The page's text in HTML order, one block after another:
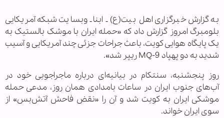
به گزارش خبرگزاری اهل بیت(ع) ـ ابنا ـ وبسایت شبکه آمریکایی
بلومبرگ امروز گزارش داد که «حمله ایران با موشک بالستیک به
یک پایگاه هوایی کویت، باعث جراحات جزئی چند آمریکایی و آسیب
شدید به دو پهپاد MQ-9 ریپر شد».
روز پنجشنبه، سنتکام در بیانیه‌ای درباره ماجراجویی خود در
آب‌های جنوب ایران در ساعات بامدادی همان روز، مدعی حمله
موشکی ایران به کویت شد و آن را «نقض فاحش آتش‌بس» از
سوی ایران خواند.